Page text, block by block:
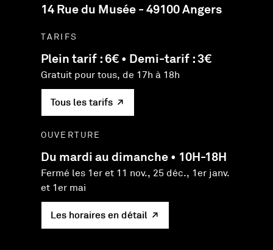
14 Rue du Musée - 49100 Angers
TARIFS
Plein tarif : 6€ • Demi-tarif : 3€
Gratuit pour tous, de 17h à 18h
Tous les tarifs
OUVERTURE
Du mardi au dimanche • 10H-18H
Fermé les 1er et 11 nov., 25 déc., 1er janv.
et 1er mai
Les horaires en détail